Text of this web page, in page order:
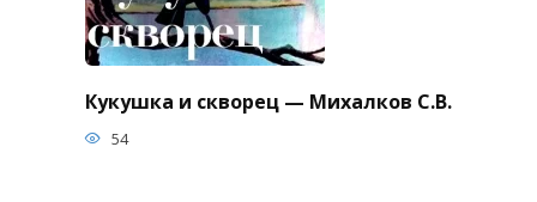
Кукушка и скворец — Михалков С.В.
54